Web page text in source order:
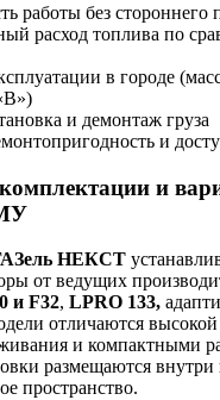
работы без стороннего
расход топлива по
в городе
и демонтаж груза
и
и
НЕКСТ
от ведущих
и F32, LPRO 133,
отличаются
и компактными
размещаются
пространство.